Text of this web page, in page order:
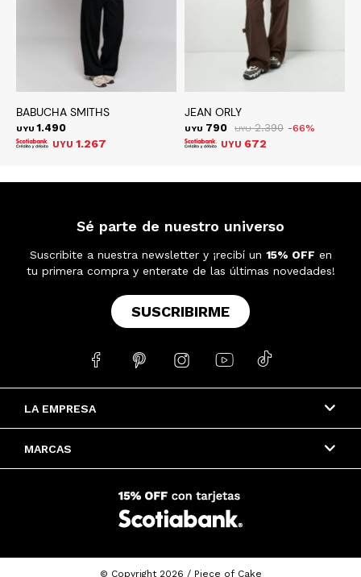
BABUCHA SMITHS
UYU 1.490
UYU 1.267
JEAN ORLY
UYU 790 UYU 2.390 66
UYU 672
LA EMPRESA
MARCAS
Sé parte de nuestro universo
Suscribite a nuestra newsletter y ¡recibí un 15% OFF en
tu primera compra y enterate de las últimas novedades!
SUSCRIBIRME
    
© Copyright 2026 / Piece of Cake